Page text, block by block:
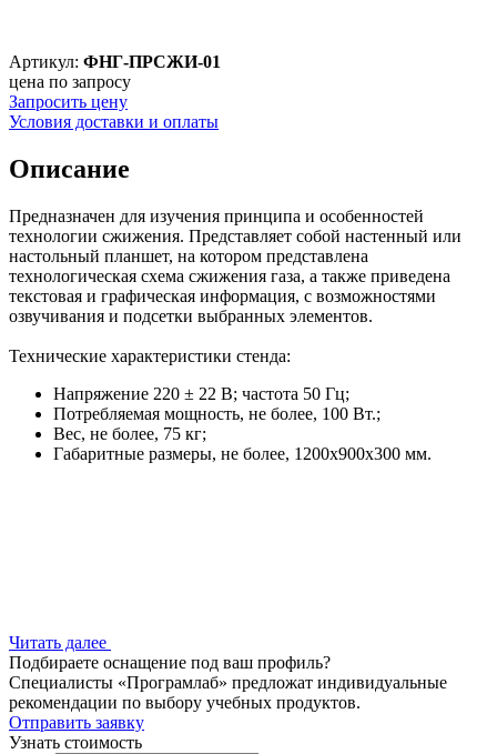
Артикул: ФНГ-ПРСЖИ-01
цена по запросу
Запросить цену
Условия доставки и оплаты
Описание
Предназначен для изучения принципа и особенностей
технологии сжижения. Представляет собой настенный или
настольный планшет, на котором представлена
технологическая схема сжижения газа, а также приведена
текстовая и графическая информация, с возможностями
озвучивания и подсетки выбранных элементов.
Технические характеристики стенда:
Напряжение 220 ± 22 В; частота 50 Гц;
Потребляемая мощность, не более, 100 Вт.;
Вес, не более, 75 кг;
Габаритные размеры, не более, 1200х900х300 мм.
Читать далее
Подбираете оснащение под ваш профиль?
Специалисты «Програмлаб» предложат индивидуальные
рекомендации по выбору учебных продуктов.
Отправить заявку
Узнать стоимость